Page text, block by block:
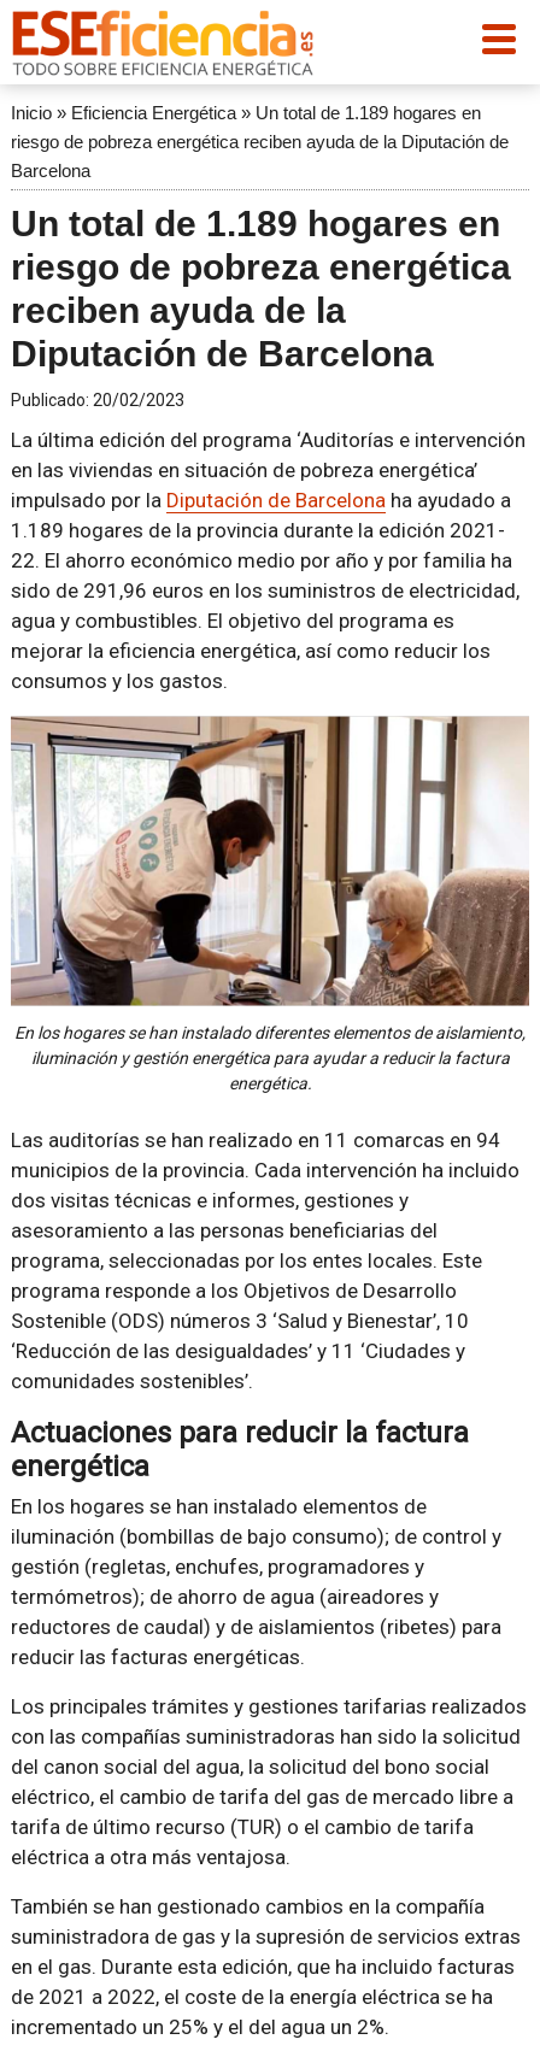
Inicio» Eficiencia Energética» Un total de 1.189 hogares en
riesgo de pobreza energética reciben ayuda de la Diputación de
Barcelona
Un total de 1.189 hogares en
riesgo de pobreza energética
reciben ayuda de la
Diputación de Barcelona
Publicado: 20/02/2023
La última edición del programa ‘Auditorías e intervención
en las viviendas en situación de pobreza energética’
impulsado por la Diputación de Barcelonaha ayudado a
1.189 hogares de la provincia durante la edición 2021-
22. El ahorro económico medio por año y por familia ha
sido de 291,96 euros en los suministros de electricidad,
agua y combustibles. El objetivo del programa es
mejorar la eficiencia energética, así como reducir los
consumos y los gastos.
En los hogares se han instalado diferentes elementos de aislamiento,
iluminación y gestión energética para ayudar a reducir la factura
energética.
Las auditorías se han realizado en 11 comarcas en 94
municipios de la provincia. Cada intervención ha incluido
dos visitas técnicas e informes, gestiones y
asesoramiento a las personas beneficiarias del
programa, seleccionadas por los entes locales. Este
programa responde a los Objetivos de Desarrollo
Sostenible (ODS) números 3 ‘Salud y Bienestar’, 10
‘Reducción de las desigualdades’ y 11 ‘Ciudades y
comunidades sostenibles’.
Actuaciones para reducir la factura
energética
En los hogares se han instalado elementos de
iluminación (bombillas de bajo consumo); de control y
gestión (regletas, enchufes, programadores y
termómetros); de ahorro de agua (aireadores y
reductores de caudal) y de aislamientos (ribetes) para
reducir las facturas energéticas.
Los principales trámites y gestiones tarifarias realizados
con las compañías suministradoras han sido la solicitud
del canon social del agua, la solicitud del bono social
eléctrico, el cambio de tarifa del gas de mercado libre a
tarifa de último recurso (TUR) o el cambio de tarifa
eléctrica a otra más ventajosa.
También se han gestionado cambios en la compañía
suministradora de gas y la supresión de servicios extras
en el gas. Durante esta edición, que ha incluido facturas
de 2021 a 2022, el coste de la energía eléctrica se ha
incrementado un 25% y el del agua un 2%.